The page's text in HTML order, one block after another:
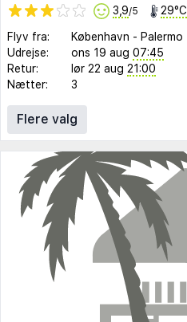
3,9/5 29°C
Flyv fra: København - Palermo
Udrejse:
ons 19 aug 07:45
Retur:
lør 22 aug 21:00
Nætter:
3
Flere valg